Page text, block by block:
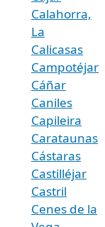
Calahorra,
La
Calicasas
Campotéjar
Cáñar
Caniles
Capileira
Carataunas
Cástaras
Castilléjar
Castril
Cenes de la